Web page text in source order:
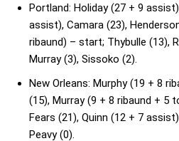
Portland: Holiday (27 + 9
assist), Camara (23),
ribaund) – start; Thybulle (13),
Murray (3), Sissoko (2).
New Orleans: Murphy (19 + 8
(15), Murray (9 + 8 ribaund + 5
Fears (21), Quinn (12 + 7
Peavy (0).